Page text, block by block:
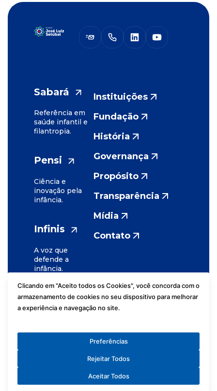
Sabará
Referência em
saúde infantil e
filantropia.
Pensi
Ciência e
inovação pela
infância.
Infinis
A voz que
defende a
infância.
Instituições
Fundação
História
Governança
Propósito
Transparência
Mídia
Contato
Imprensa
Privacidade
Clicando em "Aceito todos os Cookies", você concorda com o
armazenamento de cookies no seu dispositivo para melhorar
a experiência e navegação no site.
Preferências
Rejeitar Todos
Aceitar Todos